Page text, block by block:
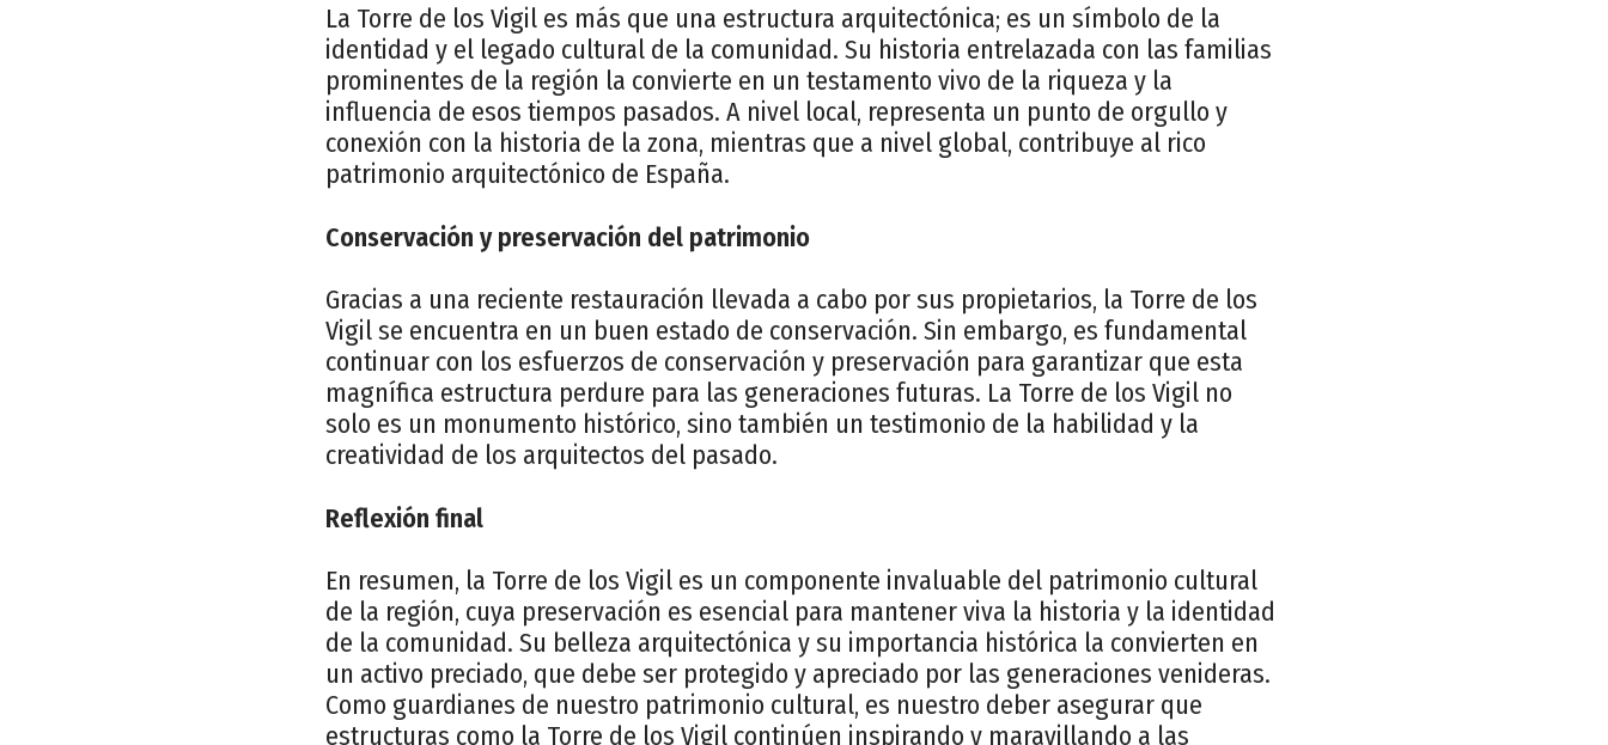
La Torre de los Vigil es más que una estructura arquitectónica; es un símbolo de la
identidad y el legado cultural de la comunidad. Su historia entrelazada con las familias
prominentes de la región la convierte en un testamento vivo de la riqueza y la
influencia de esos tiempos pasados. A nivel local, representa un punto de orgullo y
conexión con la historia de la zona, mientras que a nivel global, contribuye al rico
patrimonio arquitectónico de España.
Conservación y preservación del patrimonio
Gracias a una reciente restauración llevada a cabo por sus propietarios, la Torre de los
Vigil se encuentra en un buen estado de conservación. Sin embargo, es fundamental
continuar con los esfuerzos de conservación y preservación para garantizar que esta
magnífica estructura perdure para las generaciones futuras. La Torre de los Vigil no
solo es un monumento histórico, sino también un testimonio de la habilidad y la
creatividad de los arquitectos del pasado.
Reflexión final
En resumen, la Torre de los Vigil es un componente invaluable del patrimonio cultural
de la región, cuya preservación es esencial para mantener viva la historia y la identidad
de la comunidad. Su belleza arquitectónica y su importancia histórica la convierten en
un activo preciado, que debe ser protegido y apreciado por las generaciones venideras.
Como guardianes de nuestro patrimonio cultural, es nuestro deber asegurar que
estructuras como la Torre de los Vigil continúen inspirando y maravillando a las